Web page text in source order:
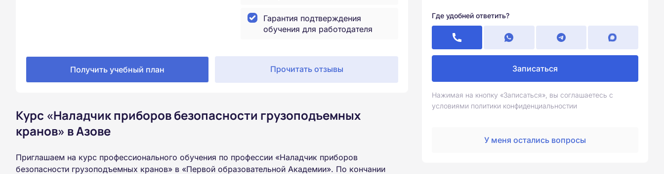
Гарантия подтверждения
обучения для работодателя
Получить учебный план Прочитать отзывы
Курс «Наладчик приборов безопасности грузоподъемных
кранов» в Азове
Приглашаем на курс профессионального обучения по профессии «Наладчик приборов
безопасности грузоподъемных кранов» в «Первой образовательной Академии». По кончании
Где удобней ответить?
Записаться
Нажимая на кнопку «Записаться», вы соглашаетесь с
условиями политики конфиденциальностии
У меня остались вопросы